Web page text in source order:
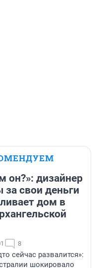
он?»: дизайнер
свои деньги
дом в
8
сейчас развалится»:
шокировало